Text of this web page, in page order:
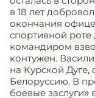
в 18 лет
окончания
спортивной
командиром
контужен.
на Курской
Белоруссию. В
боевые заслуги»